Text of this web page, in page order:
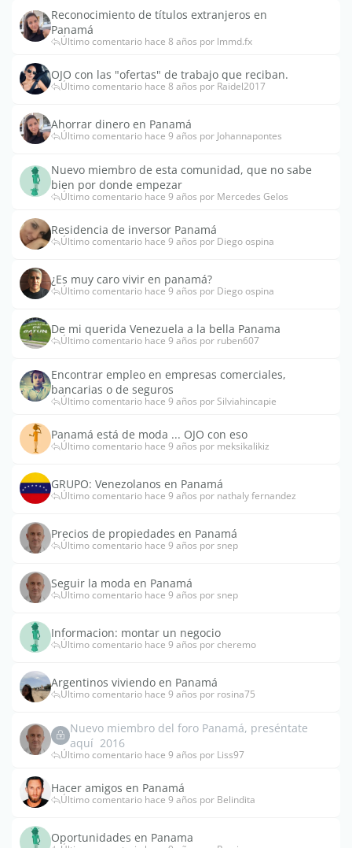
Reconocimiento de títulos extranjeros en
Panamá
Último comentario hace 8 años por lmmd.fx
OJO con las "ofertas" de trabajo que reciban.
Último comentario hace 8 años por Raidel2017
Ahorrar dinero en Panamá
Último comentario hace 9 años por Johannapontes
Nuevo miembro de esta comunidad, que no sabe
bien por donde empezar
Último comentario hace 9 años por Mercedes Gelos
Residencia de inversor Panamá
Último comentario hace 9 años por Diego ospina
¿Es muy caro vivir en panamá?
Último comentario hace 9 años por Diego ospina
De mi querida Venezuela a la bella Panama
Último comentario hace 9 años por ruben607
Encontrar empleo en empresas comerciales,
bancarias o de seguros
Último comentario hace 9 años por Silviahincapie
Panamá está de moda ... OJO con eso
Último comentario hace 9 años por meksikalikiz
GRUPO: Venezolanos en Panamá
Último comentario hace 9 años por nathaly fernandez
Precios de propiedades en Panamá
Último comentario hace 9 años por snep
Seguir la moda en Panamá
Último comentario hace 9 años por snep
Informacion: montar un negocio
Último comentario hace 9 años por cheremo
Argentinos viviendo en Panamá
Último comentario hace 9 años por rosina75
Nuevo miembro del foro Panamá, preséntate
aquí  2016
Último comentario hace 9 años por Liss97
Hacer amigos en Panamá
Último comentario hace 9 años por Belindita
Oportunidades en Panama